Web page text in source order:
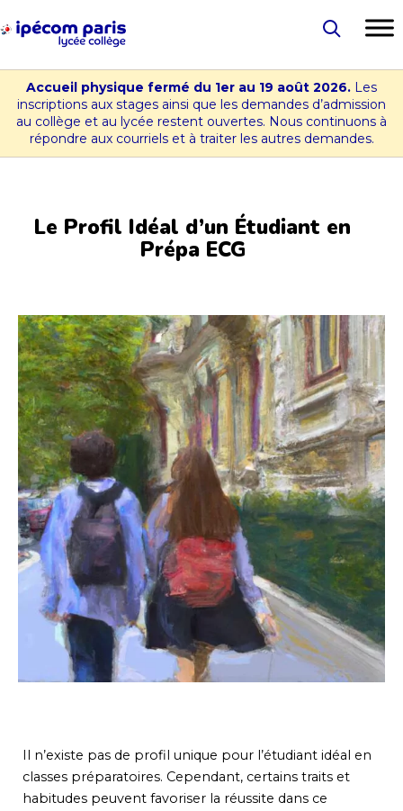
au
Collège
Ipécom
Paris
Accueil physique fermé du 1er au 19 août 2026. Les
inscriptions aux stages ainsi que les demandes d’admission
au collège et au lycée restent ouvertes. Nous continuons à
répondre aux courriels et à traiter les autres demandes.
Le Profil Idéal d’un Étudiant en
Prépa ECG
Il n’existe pas de profil unique pour l’étudiant idéal en
classes préparatoires. Cependant, certains traits et
habitudes peuvent favoriser la réussite dans ce